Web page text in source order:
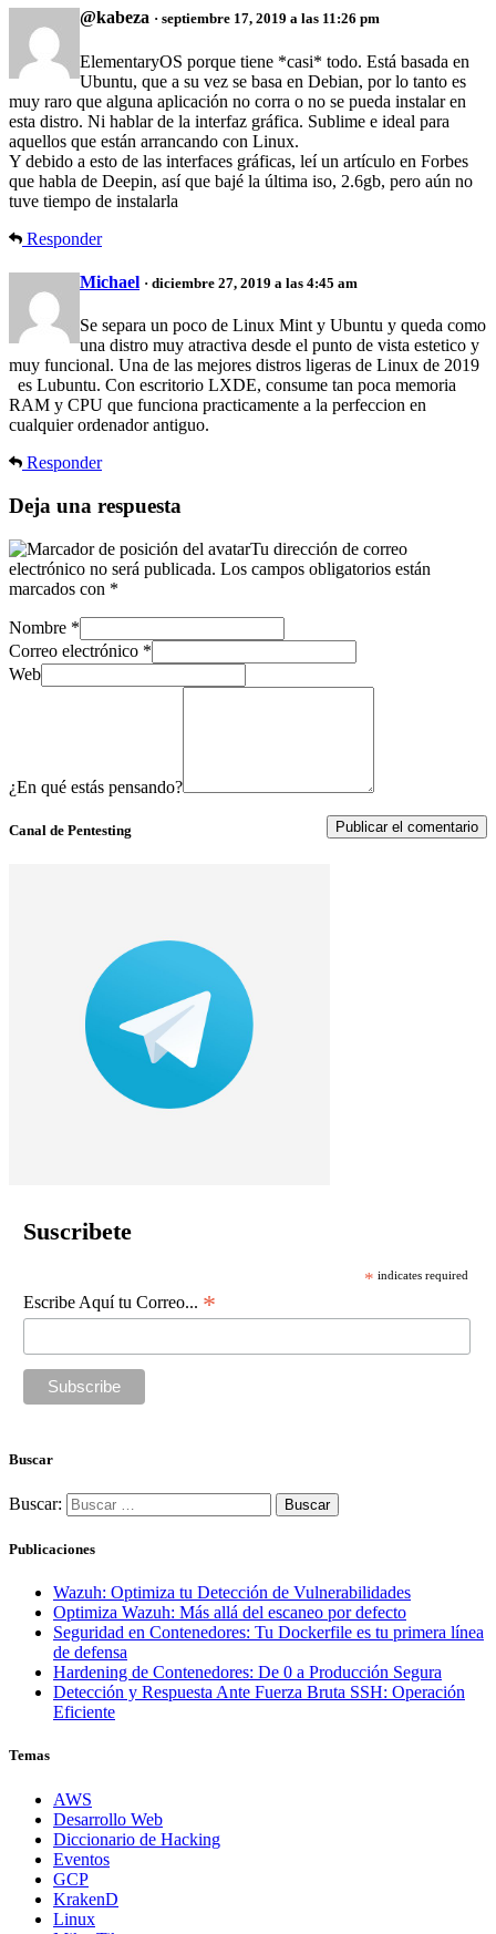
@kabeza · septiembre 17, 2019 a las 11:26 pm
ElementaryOS porque tiene *casi* todo. Está basada en
Ubuntu, que a su vez se basa en Debian, por lo tanto es
muy raro que alguna aplicación no corra o no se pueda instalar en
esta distro. Ni hablar de la interfaz gráfica. Sublime e ideal para
aquellos que están arrancando con Linux.
Y debido a esto de las interfaces gráficas, leí un artículo en Forbes
que habla de Deepin, así que bajé la última iso, 2.6gb, pero aún no
tuve tiempo de instalarla
Responder
Michael · diciembre 27, 2019 a las 4:45 am
Se separa un poco de Linux Mint y Ubuntu y queda como
una distro muy atractiva desde el punto de vista estetico y
muy funcional. Una de las mejores distros ligeras de Linux de 2019
es Lubuntu. Con escritorio LXDE, consume tan poca memoria
RAM y CPU que funciona practicamente a la perfeccion en
cualquier ordenador antiguo.
Responder
Deja una respuesta
Tu dirección de correo
electrónico no será publicada. Los campos obligatorios están
marcados con *
Nombre *
Correo electrónico *
Web
¿En qué estás pensando?
Canal de Pentesting
Suscribete
* indicates required
Escribe Aquí tu Correo... *
Buscar
Buscar:
Publicaciones
Wazuh: Optimiza tu Detección de Vulnerabilidades
Optimiza Wazuh: Más allá del escaneo por defecto
Seguridad en Contenedores: Tu Dockerfile es tu primera línea
de defensa
Hardening de Contenedores: De 0 a Producción Segura
Detección y Respuesta Ante Fuerza Bruta SSH: Operación
Eficiente
Temas
AWS
Desarrollo Web
Diccionario de Hacking
Eventos
GCP
KrakenD
Linux